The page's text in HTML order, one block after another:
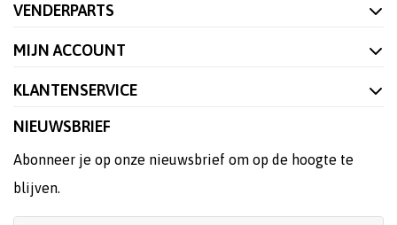
VENDERPARTS
MIJN ACCOUNT
KLANTENSERVICE
NIEUWSBRIEF
Abonneer je op onze nieuwsbrief om op de hoogte te
blijven.